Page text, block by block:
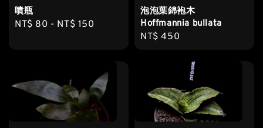
噴瓶
Regular
NT$ 80 - NT$ 150
泡泡葉錦袍木
Hoffmannia bullata
Regular
NT$ 450